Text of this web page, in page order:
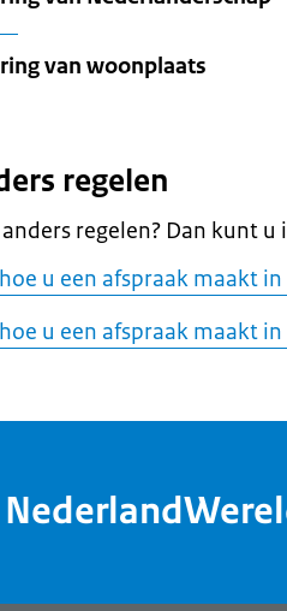
van woonplaats
regelen
regelen? Dan kunt
u een afspraak maakt in
u een afspraak maakt